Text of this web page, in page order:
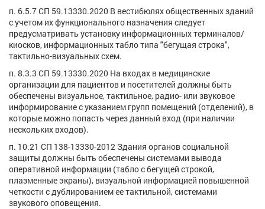
п. 6.5.7 СП 59.13330.2020 В вестибюлях общественных зданий
с учетом их функционального назначения следует
предусматривать установку информационных терминалов/
киосков, информационных табло типа "бегущая строка",
тактильно-визуальных схем.
п. 8.3.3 СП 59.13330.2020 На входах в медицинские
организации для пациентов и посетителей должны быть
обеспечены визуальное, тактильное, радио- или звуковое
информирование с указанием групп помещений (отделений), в
которые можно попасть через данный вход (при наличии
нескольких входов).
п. 10.21 СП 138-13330-2012 Здания органов социальной
защиты должны быть обеспечены системами вывода
оперативной информации (табло с бегущей строкой,
плазменные экраны), визуальной информацией повышенной
четкости с дублированием ее тактильной, системами
звукового оповещения.